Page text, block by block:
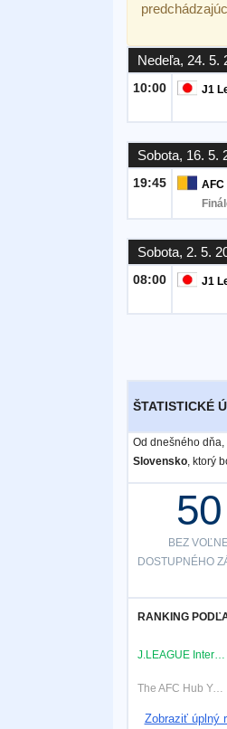
Nedeľa, 24. 5.
10:00 J1
Sobota, 16. 5.
19:45
AFC
Sobota, 2. 5.
08:00 J1
ŠTATISTICKÉ
Od dnešného dňa,
Slovensko, ktorý
50
BEZ
DOSTUPNÉHO
RANKING
J.LEAGUE International YouTube
The AFC Hub YouTube
Zobraziť úplný